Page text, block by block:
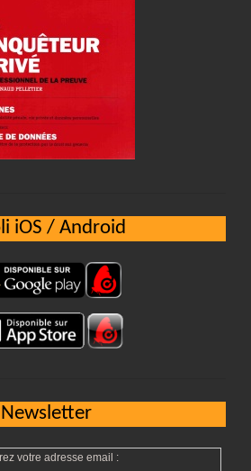
iOS / Android
Newsletter
votre adresse email :